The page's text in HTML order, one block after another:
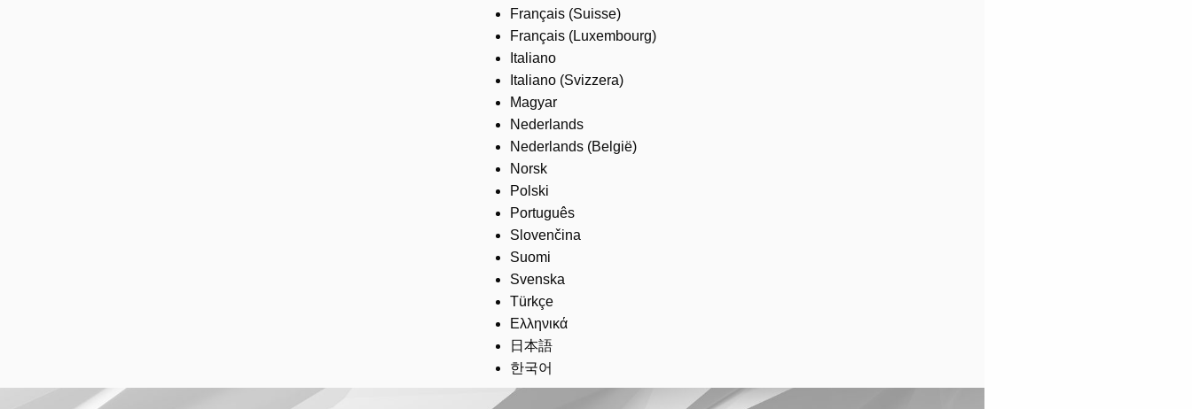
Français (Suisse)
Français (Luxembourg)
Italiano
Italiano (Svizzera)
Magyar
Nederlands
Nederlands (België)
Norsk
Polski
Português
Slovenčina
Suomi
Svenska
Türkçe
Ελληνικά
日本語
한국어